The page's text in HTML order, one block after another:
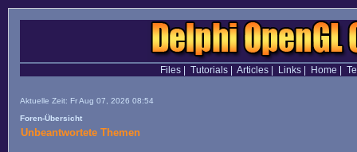
Files| Tutorials| Articles| Links| Home
Aktuelle Zeit: Fr Aug 07, 2026 08:54
Foren-Übersicht
Unbeantwortete Themen